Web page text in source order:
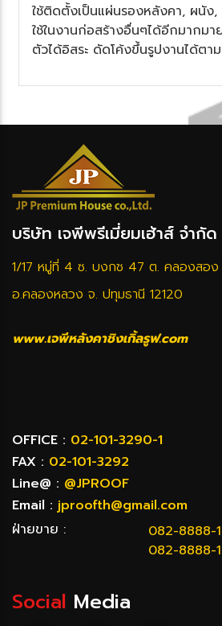
ช้ติดตั้งเป็นแผ่นรองหลังคา, ผนัง
ช้ในงานก่อสร้างอื่นๆได้อีกมากมา
ตัวได้อิสระ ดัดโค้งขึ้นรูปงานได้ตา
บริษัท เจพีพรีเมี่ยมเฮ้าส์ จำกัด
1/17 หมู่ที่ 4 ซ. บงกช 47 ต. คลองสอง
อ.คลองหลวง จ. ปทุมธานี 12120
www.เจพีหลังคาชิงเกิ้ลรูฟ.com
OFFICE : 02-101-3290-1
FAX : 02-101-3292
Line@ : @JPROOF
Email : jproofth@gmail.com
ฝ่ายขาย :
082-8888-
082-8888-
Social Media